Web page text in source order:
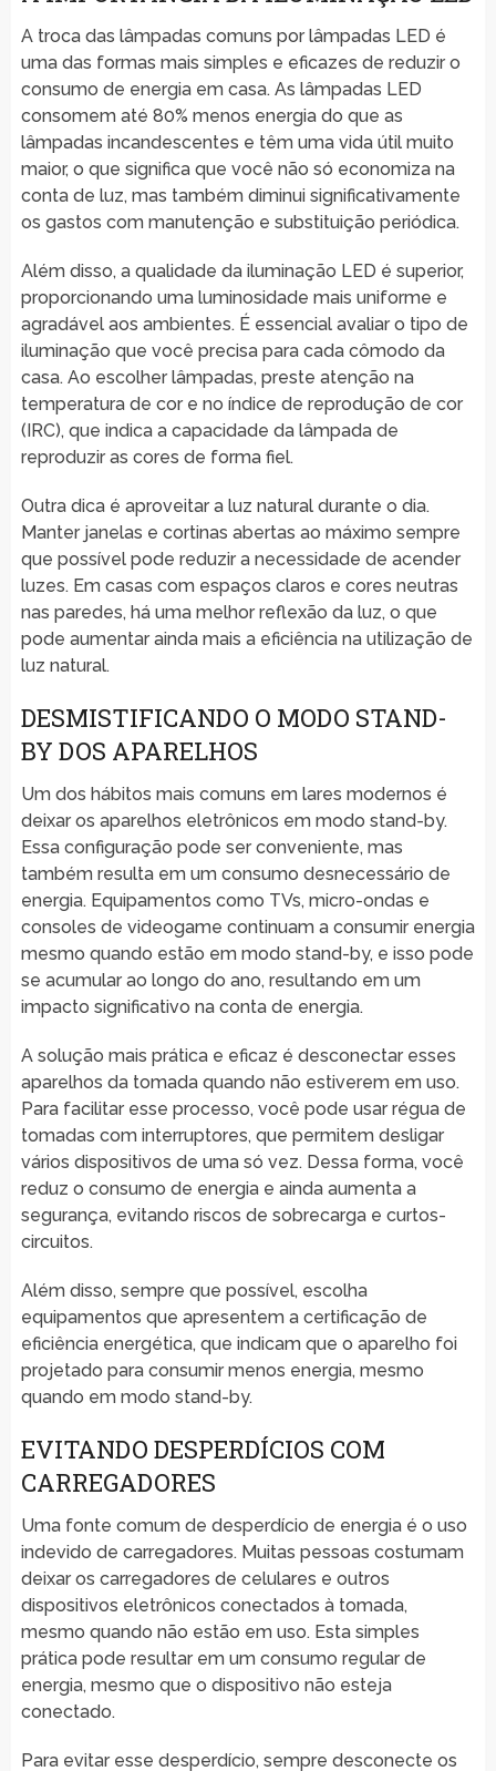
A troca das lâmpadas comuns por lâmpadas LED é
uma das formas mais simples e eficazes de reduzir o
consumo de energia em casa. As lâmpadas LED
consomem até 80% menos energia do que as
lâmpadas incandescentes e têm uma vida útil muito
maior, o que significa que você não só economiza na
conta de luz, mas também diminui significativamente
os gastos com manutenção e substituição periódica.
Além disso, a qualidade da iluminação LED é superior,
proporcionando uma luminosidade mais uniforme e
agradável aos ambientes. É essencial avaliar o tipo de
iluminação que você precisa para cada cômodo da
casa. Ao escolher lâmpadas, preste atenção na
temperatura de cor e no índice de reprodução de cor
(IRC), que indica a capacidade da lâmpada de
reproduzir as cores de forma fiel.
Outra dica é aproveitar a luz natural durante o dia.
Manter janelas e cortinas abertas ao máximo sempre
que possível pode reduzir a necessidade de acender
luzes. Em casas com espaços claros e cores neutras
nas paredes, há uma melhor reflexão da luz, o que
pode aumentar ainda mais a eficiência na utilização de
luz natural.
DESMISTIFICANDO O MODO STAND-
BY DOS APARELHOS
Um dos hábitos mais comuns em lares modernos é
deixar os aparelhos eletrônicos em modo stand-by.
Essa configuração pode ser conveniente, mas
também resulta em um consumo desnecessário de
energia. Equipamentos como TVs, micro-ondas e
consoles de videogame continuam a consumir energia
mesmo quando estão em modo stand-by, e isso pode
se acumular ao longo do ano, resultando em um
impacto significativo na conta de energia.
A solução mais prática e eficaz é desconectar esses
aparelhos da tomada quando não estiverem em uso.
Para facilitar esse processo, você pode usar régua de
tomadas com interruptores, que permitem desligar
vários dispositivos de uma só vez. Dessa forma, você
reduz o consumo de energia e ainda aumenta a
segurança, evitando riscos de sobrecarga e curtos-
circuitos.
Além disso, sempre que possível, escolha
equipamentos que apresentem a certificação de
eficiência energética, que indicam que o aparelho foi
projetado para consumir menos energia, mesmo
quando em modo stand-by.
EVITANDO DESPERDÍCIOS COM
CARREGADORES
Uma fonte comum de desperdício de energia é o uso
indevido de carregadores. Muitas pessoas costumam
deixar os carregadores de celulares e outros
dispositivos eletrônicos conectados à tomada,
mesmo quando não estão em uso. Esta simples
prática pode resultar em um consumo regular de
energia, mesmo que o dispositivo não esteja
conectado.
Para evitar esse desperdício, sempre desconecte os